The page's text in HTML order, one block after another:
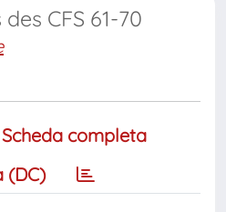
CFS 61-70
Scheda completa
(DC)